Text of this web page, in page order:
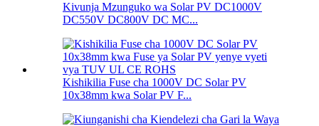
Kivunja Mzunguko wa Solar PV DC1000V
DC550V DC800V DC MC...
Kishikilia Fuse cha 1000V DC Solar PV
10x38mm kwa Solar PV F...